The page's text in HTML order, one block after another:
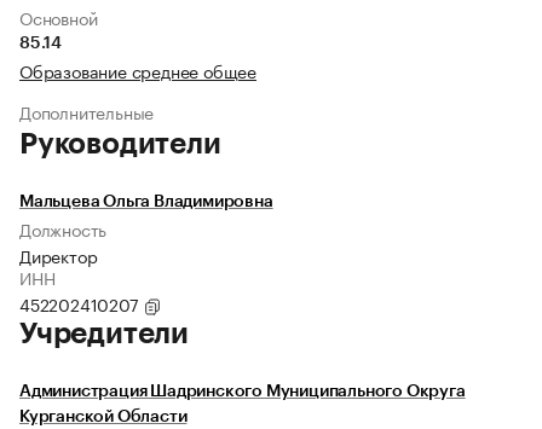
Основной
85.14
Образование среднее общее
Дополнительные
Руководители
Мальцева Ольга Владимировна
Должность
Директор
ИНН
452202410207
Учредители
Администрация Шадринского Муниципального Округа
Курганской Области